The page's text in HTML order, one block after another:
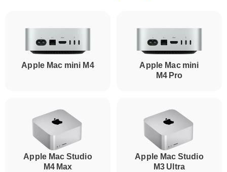
Apple Mac mini M4
Apple Mac mini
M4 Pro
Apple Mac Studio
M4 Max
Apple Mac Studio
M3 Ultra